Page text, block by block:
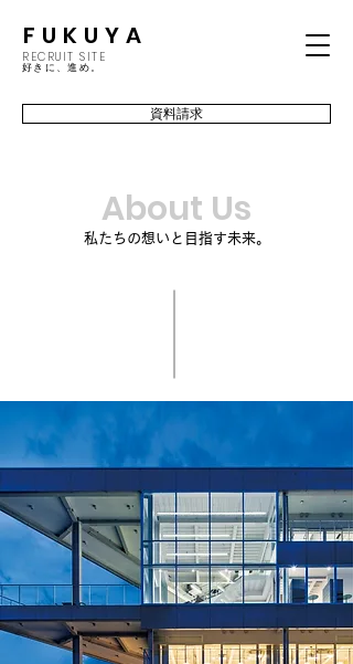
FUKUYA
RECRUIT SITE
​好きに、進め。
資料請求
About Us
私たちの想いと目指す未来。